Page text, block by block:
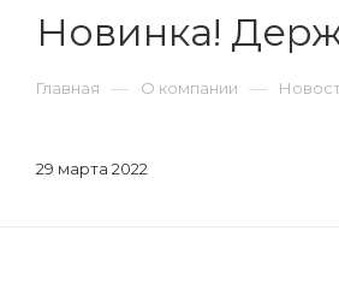
Новинка!
Главная — О компании —
29 марта 2022